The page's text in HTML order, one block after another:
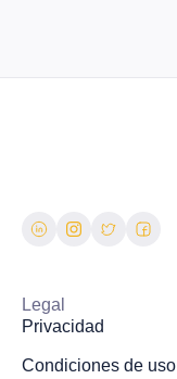
Legal
Privacidad
Condiciones de uso